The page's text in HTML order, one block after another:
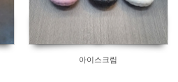
아이스크림